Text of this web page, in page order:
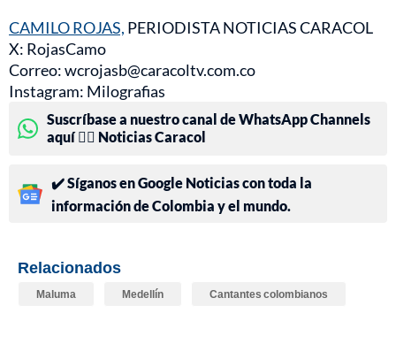
CAMILO ROJAS, PERIODISTA NOTICIAS CARACOL
X: RojasCamo
Correo: wcrojasb@caracoltv.com.co
Instagram: Milografias
Suscríbase a nuestro canal de WhatsApp Channels
aquí 👉🏻 Noticias Caracol
✔️ Síganos en Google Noticias con toda la
información de Colombia y el mundo.
Relacionados
Maluma Medellín Cantantes colombianos